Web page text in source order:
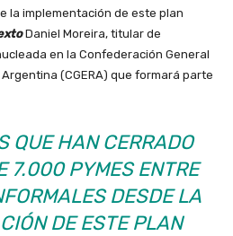
la implementación de este plan
Daniel Moreira, titular de
en la Confederación General
(CGERA) que formará parte
QUE HAN CERRADO
7.000 PYMES ENTRE
DESDE LA
DE ESTE PLAN